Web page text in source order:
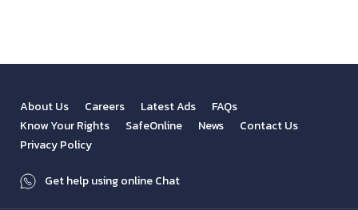
About Us Careers Latest Ads
FAQs
Know Your Rights
SafeOnline News
Contact Us
Privacy Policy
Get help using online Chat